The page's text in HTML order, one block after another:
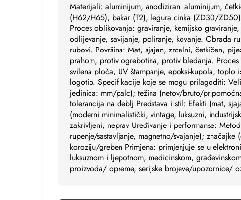
Materijali: aluminijum, anodizirani aluminijum,
(H62/H65), bakar (T2), legura cinka (ZD30/
Proces oblikovanja: graviranje, kemijsko
odlijevanje, savijanje, poliranje, kovanje. Obrada
rubovi. Površina: Mat, sjajan, zrcalni, četkičen,
prahom, protiv ogrebotina, protiv bledanja.
svilena ploča, UV štampanje, epoksi-kupola,
logotip. Specifikacije koje se mogu prilagoditi:
jedinica: mm/palc); težina (netov/bruto/
tolerancija na deblj Predstava i stil: Efekti (mat,
(moderni minimalistički, vintage, luksuzni,
zakrivljeni, neprav Uređivanje i performanse:
rupenje/sastavljanje, magnetno/svajanje);
koroziju/greben Primjena: primjenjuje se u
luksuznom i ljepotnom, medicinskom,
proizvoda/ opreme, serijske brojeve/upozornice/